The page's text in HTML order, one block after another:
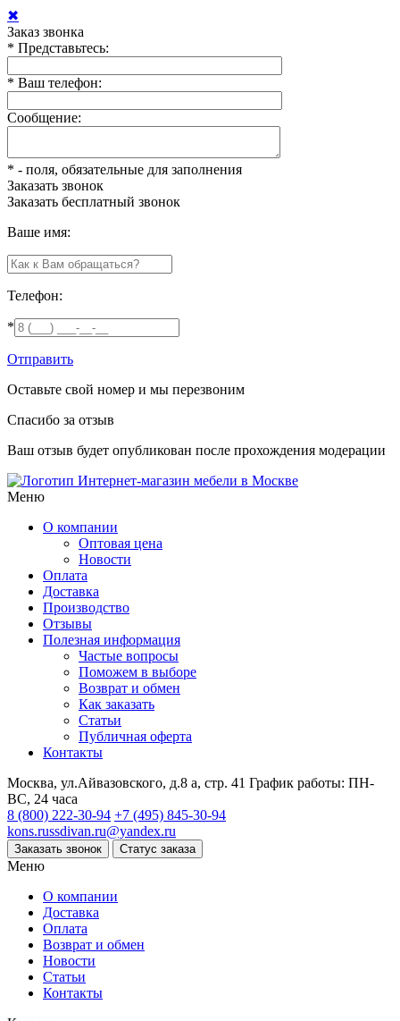
✖
Заказ звонка
* Представьтесь:
* Ваш телефон:
Сообщение:
* - поля, обязательные для заполнения
Заказать звонок
Заказать бесплатный звонок
Ваше имя:
Телефон:
*
Отправить
Оставьте свой номер и мы перезвоним
Спасибо за отзыв
Ваш отзыв будет опубликован после прохождения модерации
Интернет-магазин мебели в Москве
Меню
О компании
Оптовая цена
Новости
Оплата
Доставка
Производство
Отзывы
Полезная информация
Частые вопросы
Поможем в выборе
Возврат и обмен
Как заказать
Статьи
Публичная оферта
Контакты
Москва, ул.Айвазовского, д.8 а, стр. 41 График работы: ПН-
ВС, 24 часа
8 (800) 222-30-94 +7 (495) 845-30-94
kons.russdivan.ru@yandex.ru
Заказать звонок Статус заказа
Меню
О компании
Доставка
Оплата
Возврат и обмен
Новости
Статьи
Контакты